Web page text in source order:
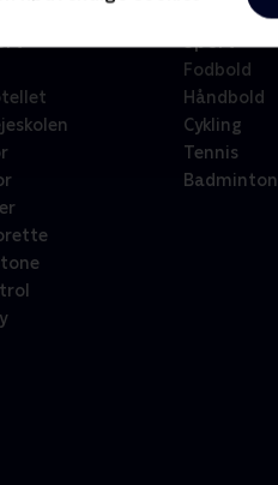
Sport
Fodbold
Håndbold
Cykling
Tennis
Badminton